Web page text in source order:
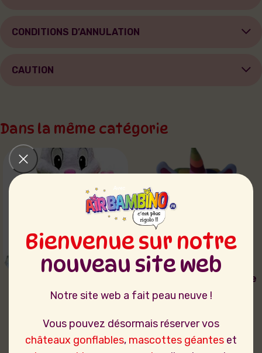
Bienvenue sur notre
nouveau site web
Notre site web a fait peau neuve !
Vous pouvez désormais réserver vos
châteaux gonflables, mascottes géantes et
CONDITIONS D’ANNULATION
CAUTION
Dans la même catégorie
Pâques
Mascotte Luxe Licorne
80,00 €